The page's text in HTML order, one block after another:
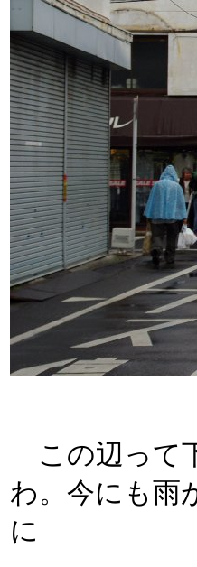
この辺って
わ。今にも雨
に